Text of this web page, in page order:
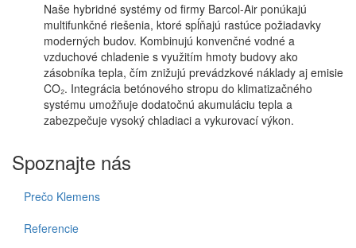
Naše hybridné systémy od firmy Barcol-Air ponúkajú
multifunkčné riešenia, ktoré spĺňajú rastúce požiadavky
moderných budov. Kombinujú konvenčné vodné a
vzduchové chladenie s využitím hmoty budovy ako
zásobníka tepla, čím znižujú prevádzkové náklady aj emisie
CO₂. Integrácia betónového stropu do klimatizačného
systému umožňuje dodatočnú akumuláciu tepla a
zabezpečuje vysoký chladiaci a vykurovací výkon.
Spoznajte nás
Prečo Klemens
Referencie